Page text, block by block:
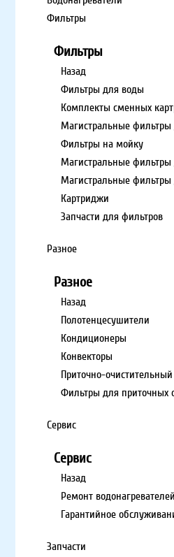
Фильтры
Фильтры
Назад
Фильтры для воды
Комплекты сменных
Магистральные фильтры
Фильтры на мойку
Магистральные фильтры
Магистральные
Картриджи
Запчасти для фильтров
Разное
Разное
Назад
Полотенцесушители
Кондиционеры
Конвекторы
Приточно-
Фильтры для приточных
Сервис
Сервис
Назад
Ремонт водонагревателей
Гарантийное
Запчасти